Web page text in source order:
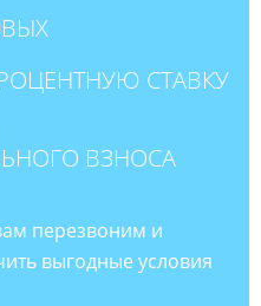
СТАВКУ
ВЗНОСА
перезвоним и
выгодные условия